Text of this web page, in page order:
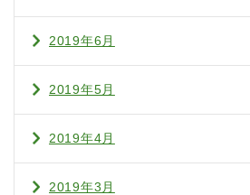
2019年6月
2019年5月
2019年4月
2019年3月